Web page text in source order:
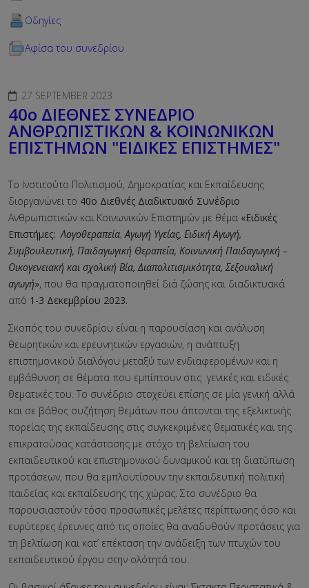
Οδηγίες
Αφίσα του συνεδρίου
27 SEPTEMBER 2023
40ο ΔΙΕΘΝΕΣ ΣΥΝΕΔΡΙΟ
ΑΝΘΡΩΠΙΣΤΙΚΩΝ & ΚΟΙΝΩΝΙΚΩΝ
ΕΠΙΣΤΗΜΩΝ "ΕΙΔΙΚΕΣ ΕΠΙΣΤΗΜΕΣ"
Το Ινστιτούτο Πολιτισμού, Δημοκρατίας και Εκπαίδευσης
διοργανώνει το 40ο Διεθνές Διαδικτυακό Συνέδριο
Ανθρωπιστικών και Κοινωνικών Επιστημών με θέμα «Ειδικές
Επιστήμες: Λογοθεραπεία,Αγωγή Υγείας, Ειδική Αγωγή,
Συμβουλευτική, Παιδαγωγική Θεραπεία, Κοινωνική Παιδαγωγική –
Οικογενειακή και σχολική Βία, Διαπολιτισμικότητα, Σεξουαλική
αγωγή», που θα πραγματοποιηθεί διά ζώσης και διαδικτυακά
από 1-3 Δεκεμβρίου 2023.
Σκοπός του συνεδρίου είναι η παρουσίαση και ανάλυση
θεωρητικών και ερευνητικών εργασιών, η ανάπτυξη
επιστημονικού διαλόγου μεταξύ των ενδιαφερομένων και η
εμβάθυνση σε θέματα που εμπίπτουν στις γενικές και ειδικές
θεματικές του. Το συνέδριο στοχεύει επίσης σε μία γενική αλλά
και σε βάθος συζήτηση θεμάτων που άπτονται της εξελικτικής
πορείας της εκπαίδευσης στις συγκεκριμένες θεματικές και της
επικρατούσας κατάστασης με στόχο τη βελτίωση του
εκπαιδευτικού και επιστημονικού δυναμικού και τη διατύπωση
προτάσεων, που θα εμπλουτίσουν την εκπαιδευτική πολιτική
παιδείας και εκπαίδευσης της χώρας. Στο συνέδριο θα
παρουσιαστούν τόσο προσωπικές μελέτες περίπτωσης όσο και
ευρύτερες έρευνες από τις οποίες θα αναδυθούν προτάσεις για
τη βελτίωση και κατ’ επέκταση την ανάδειξη των πτυχών του
εκπαιδευτικού έργου στην ολότητά του.